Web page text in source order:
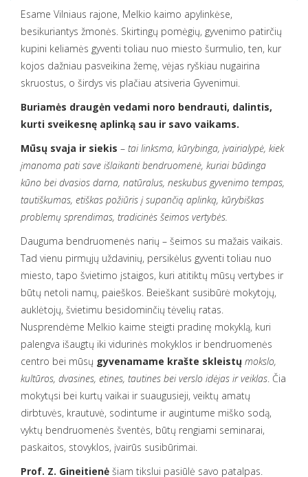
Esame Vilniaus rajone, Melkio kaimo apylinkėse,
besikuriantys žmonės. Skirtingų pomėgių, gyvenimo patirčių
kupini keliamės gyventi toliau nuo miesto šurmulio, ten, kur
kojos dažniau pasveikina žemę, vėjas ryškiau nugairina
skruostus, o širdys vis plačiau atsiveria Gyvenimui.
Buriamės draugėn vedami noro bendrauti, dalintis,
kurti sveikesnę aplinką sau ir savo vaikams.
Mūsų svaja ir siekis – tai linksma, kūrybinga, įvairialypė, kiek
įmanoma pati save išlaikanti bendruomenė, kuriai būdinga
kūno bei dvasios darna, natūralus, neskubus gyvenimo tempas,
tautiškumas, etiškas požiūris į supančią aplinką, kūrybiškas
problemų sprendimas, tradicinės šeimos vertybės.
Dauguma bendruomenės narių – šeimos su mažais vaikais.
Tad vienu pirmųjų uždavinių, persikėlus gyventi toliau nuo
miesto, tapo švietimo įstaigos, kuri atitiktų mūsų vertybes ir
būtų netoli namų, paieškos. Beieškant susibūrė mokytojų,
auklėtojų, švietimu besidominčių tėvelių ratas.
Nusprendėme Melkio kaime steigti pradinę mokyklą, kuri
palengva išaugtų iki vidurinės mokyklos ir bendruomenės
centro bei mūsų gyvenamame krašte skleistų mokslo,
kultūros, dvasines, etines, tautines bei verslo idėjas ir veiklas. Čia
mokytųsi bei kurtų vaikai ir suaugusieji, veiktų amatų
dirbtuvės, krautuvė, sodintume ir augintume miško sodą,
vyktų bendruomenės šventės, būtų rengiami seminarai,
paskaitos, stovyklos, įvairūs susibūrimai.
Prof. Z. Gineitienė šiam tikslui pasiūlė savo patalpas.